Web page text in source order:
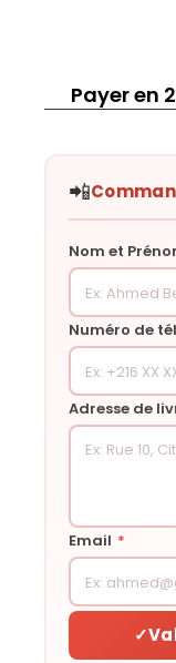
Payer en
📲
Nom et
Numéro de
Adresse de
Email *
✓